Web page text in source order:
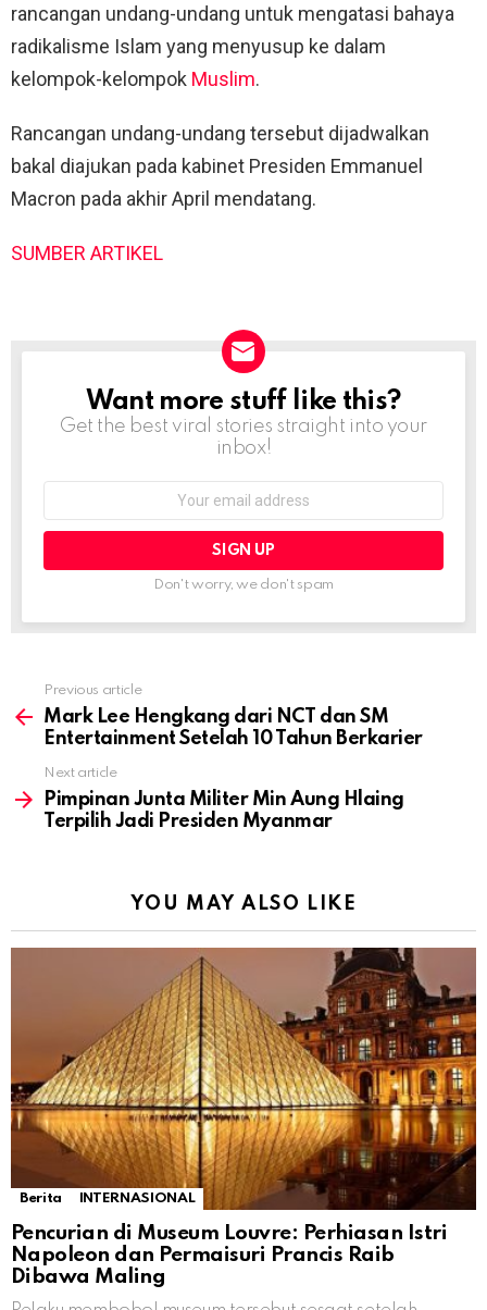
rancangan undang-undang untuk mengatasi bahaya
radikalisme Islam yang menyusup ke dalam
kelompok-kelompok Muslim.
Rancangan undang-undang tersebut dijadwalkan
bakal diajukan pada kabinet Presiden Emmanuel
Macron pada akhir April mendatang.
SUMBER ARTIKEL
NEWSLETTER
Want more stuff like this?
Get the best viral stories straight into your
inbox!
Don't worry, we don't spam
more
Previous article
Mark Lee Hengkang dari NCT dan SM
Entertainment Setelah 10 Tahun Berkarier
Next article
Pimpinan Junta Militer Min Aung Hlaing
Terpilih Jadi Presiden Myanmar
YOU MAY ALSO LIKE
Berita INTERNASIONAL
Pencurian di Museum Louvre: Perhiasan Istri
Napoleon dan Permaisuri Prancis Raib
Dibawa Maling